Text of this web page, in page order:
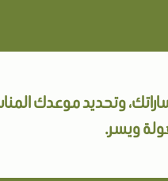
وتحديد موعدك
ويسر.